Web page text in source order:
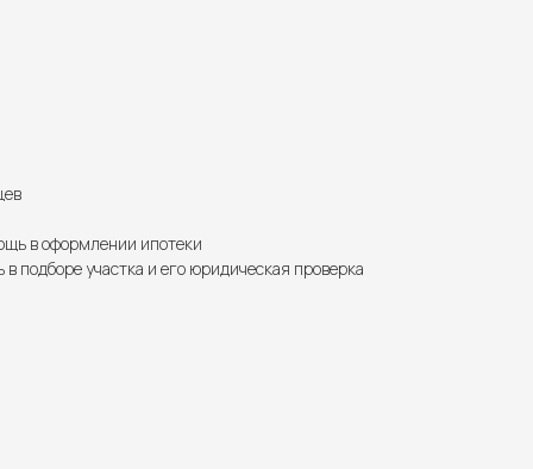
в оформлении ипотеки
подборе участка и его юридическая проверка